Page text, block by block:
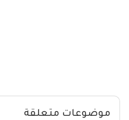
موضوعات متعلقة